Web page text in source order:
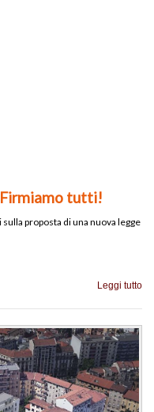
tutti!
proposta di una nuova legge
Leggi tutto